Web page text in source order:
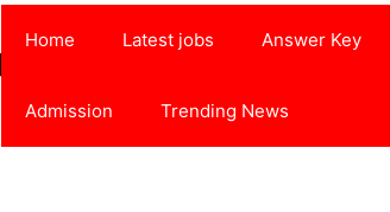
Home Latest jobs Answer Key
Admission Trending News